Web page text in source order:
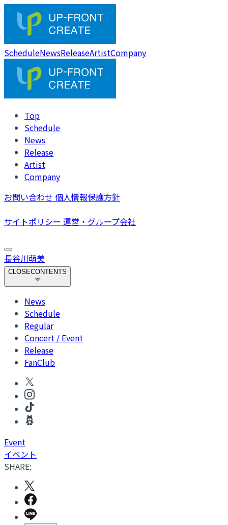
ScheduleNewsReleaseArtistCompany
Top
Schedule
News
Release
Artist
Company
お問い合わせ 個人情報保護方針
サイトポリシー 運営・グループ会社
長谷川萌美
CLOSECONTENTS
News
Schedule
Regular
Concert / Event
Release
FanClub
Event
イベント
SHARE: